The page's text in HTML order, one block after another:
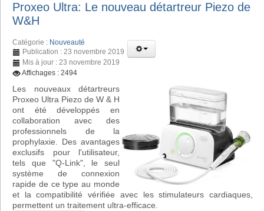
Proxeo Ultra: Le nouveau détartreur Piezo de
W&H
Catégorie : Nouveauté
Publication : 23 novembre 2019
Mis à jour : 23 novembre 2019
Affichages : 2494
Les nouveaux détartreurs
Proxeo Ultra Piezo de W & H
ont été développés en
collaboration avec des
professionnels de la
prophylaxie. Des avantages
exclusifs pour l'utilisateur,
tels que "Q-Link", le seul
système de connexion
rapide de ce type au monde
et la compatibilité vérifiée avec les stimulateurs cardiaques,
permettent un traitement ultra-efficace.